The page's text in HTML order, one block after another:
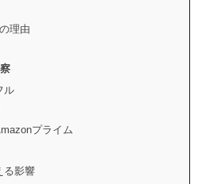
理由
ル
プライム
る影響